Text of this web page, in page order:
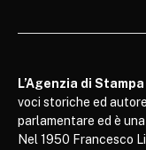
L’Agenzia di
voci storiche ed
parlamentare ed è
Nel 1950 Francesco